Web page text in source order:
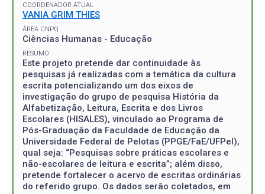
COORDENADOR ATUAL
VANIA GRIM THIES
ÁREA CNPQ
Ciências Humanas - Educação
RESUMO
Este projeto pretende dar continuidade às
pesquisas já realizadas com a temática da cultura
escrita potencializando um dos eixos de
investigação do grupo de pesquisa História da
Alfabetização, Leitura, Escrita e dos Livros
Escolares (HISALES), vinculado ao Programa de
Pós-Graduação da Faculdade de Educação da
Universidade Federal de Pelotas (PPGE/FaE/UFPel),
qual seja: “Pesquisas sobre práticas escolares e
não-escolares de leitura e escrita”; além disso,
pretende fortalecer o acervo de escritas ordinárias
do referido grupo. Os dados serão coletados, em